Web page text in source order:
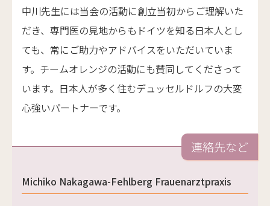
中川先生には当会の活動に創立当初からご理解いた
だき、専門医の見地からもドイツを知る日本人とし
ても、常にご助力やアドバイスをいただいていま
す。チームオレンジの活動にも賛同してくださって
います。日本人が多く住むデュッセルドルフの大変
心強いパートナーです。
連絡先など
Michiko Nakagawa-Fehlberg Frauenarztpraxis